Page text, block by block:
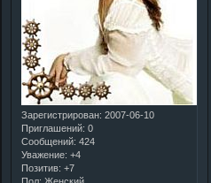
Зарегистрирован: 2007-06-10
Приглашений: 0
Сообщений: 424
Уважение: +4
Позитив: +7